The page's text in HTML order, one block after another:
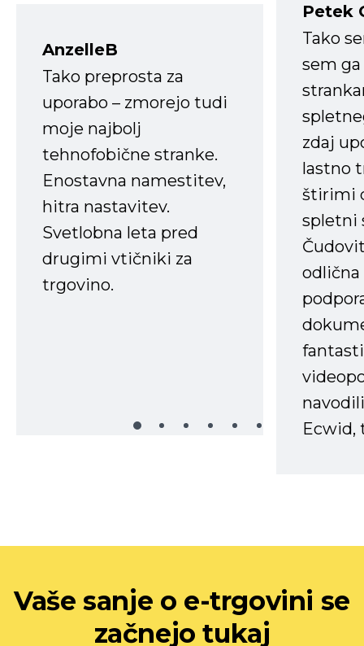
AnzelleB
Tako preprosta za
uporabo – zmorejo tudi
moje najbolj
tehnofobične stranke.
Enostavna namestitev,
hitra nastavitev.
Svetlobna leta pred
drugimi vtičniki za
trgovino.
Petek
Tako
sem
zdaj
lastno
štirimi
spletni
Ecwid,
Vaše sanje o e-trgovini se
začnejo tukaj